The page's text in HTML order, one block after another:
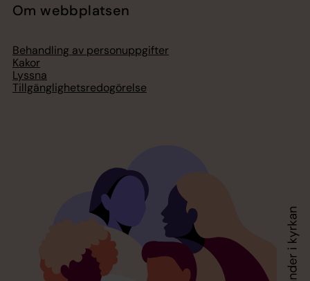
Om webbplatsen
Behandling av personuppgifter
Kakor
Lyssna
Tillgänglighetsredogörelse